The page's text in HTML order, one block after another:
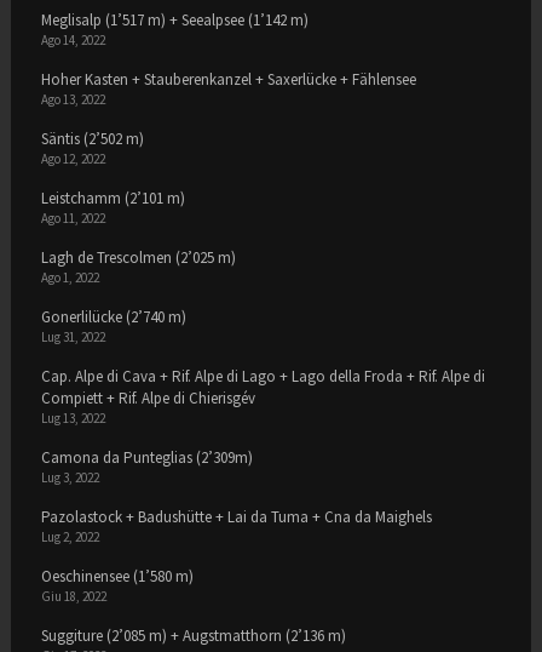
Meglisalp (1’517 m) + Seealpsee (1’142 m)
Ago 14, 2022
Hoher Kasten + Stauberenkanzel + Saxerlücke + Fählensee
Ago 13, 2022
Säntis (2’502 m)
Ago 12, 2022
Leistchamm (2’101 m)
Ago 11, 2022
Lagh de Trescolmen (2’025 m)
Ago 1, 2022
Gonerlilücke (2’740 m)
Lug 31, 2022
Cap. Alpe di Cava + Rif. Alpe di Lago + Lago della Froda + Rif. Alpe di
Compiett + Rif. Alpe di Chierisgév
Lug 13, 2022
Camona da Punteglias (2’309m)
Lug 3, 2022
Pazolastock + Badushütte + Lai da Tuma + Cna da Maighels
Lug 2, 2022
Oeschinensee (1’580 m)
Giu 18, 2022
Suggiture (2’085 m) + Augstmatthorn (2’136 m)